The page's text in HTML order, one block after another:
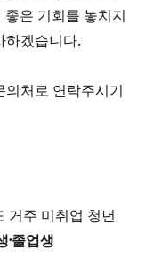
좋은 기회를 놓치지
하겠습니다.
의처로 연락주시기
거주 미취업 청년
·졸업생